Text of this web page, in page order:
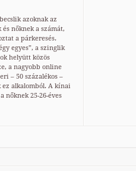
azoknak az
nőknek a számát,
a párkeresés.
egyes”, a szinglik
helyütt közös
a nagyobb online
– 50 százalékos –
alkalomból. A kínai
nőknek 25-26-éves